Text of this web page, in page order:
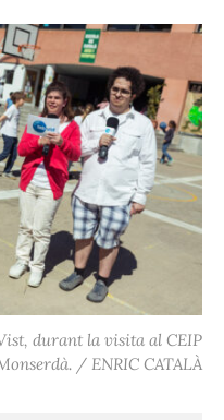
durant la visita al CEIP
/ ENRIC CATALÀ